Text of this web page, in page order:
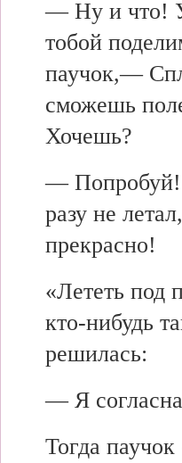
— Ну и что!
тобой
паучок,—
сможешь
Хочешь?
— Попробуй!
разу не
прекрасно!
«Лететь под
кто-нибудь
решилась:
— Я
Тогда